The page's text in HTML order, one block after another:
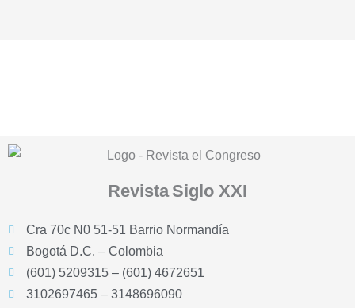
Revista Siglo XXI
Cra 70c N0 51-51 Barrio Normandía
Bogotá D.C. – Colombia
(601) 5209315 – (601) 4672651
3102697465 – 3148696090